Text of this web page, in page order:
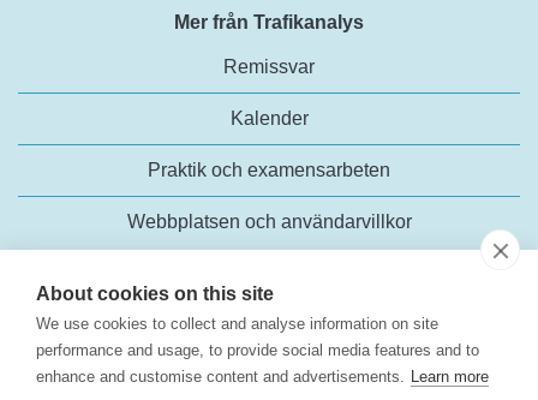
About cookies on this site
We use cookies to collect and analyse information on site
performance and usage, to provide social media features and to
enhance and customise content and advertisements. Learn more
Mer från Trafikanalys
Remissvar
Kalender
Praktik och examensarbeten
Webbplatsen och användarvillkor